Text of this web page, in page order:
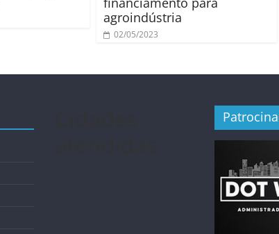
agroindústria
02/05/2023